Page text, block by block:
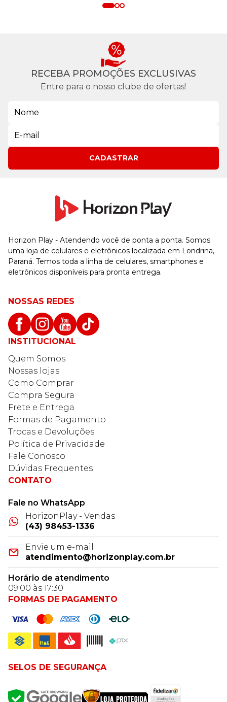
RECEBA PROMOÇÕES EXCLUSIVAS
Entre para o nosso clube de ofertas!
CADASTRAR
Horizon Play - Atendendo você de ponta a ponta. Somos
uma loja de celulares e eletrônicos localizada em Londrina,
Paraná. Temos toda a linha de celulares, smartphones e
eletrônicos disponíveis para pronta entrega.
NOSSAS REDES
INSTITUCIONAL
Quem Somos
Nossas lojas
Como Comprar
Compra Segura
Frete e Entrega
Formas de Pagamento
Trocas e Devoluções
Política de Privacidade
Fale Conosco
Dúvidas Frequentes
CONTATO
Fale no WhatsApp
HorizonPlay - Vendas
(43) 98453-1336
Envie um e-mail
atendimento@horizonplay.com.br
Horário de atendimento
09:00 às 17:30
FORMAS DE PAGAMENTO
SELOS DE SEGURANÇA